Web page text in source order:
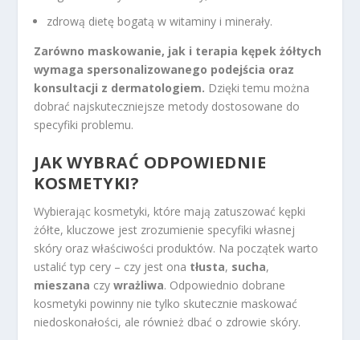
zdrową dietę bogatą w witaminy i minerały.
Zarówno maskowanie, jak i terapia kępek żółtych
wymaga spersonalizowanego podejścia oraz
konsultacji z dermatologiem. Dzięki temu można
dobrać najskuteczniejsze metody dostosowane do
specyfiki problemu.
JAK WYBRAĆ ODPOWIEDNIE
KOSMETYKI?
Wybierając kosmetyki, które mają zatuszować kępki
żółte, kluczowe jest zrozumienie specyfiki własnej
skóry oraz właściwości produktów. Na początek warto
ustalić typ cery – czy jest ona tłusta, sucha,
mieszana czywrażliwa. Odpowiednio dobrane
kosmetyki powinny nie tylko skutecznie maskować
niedoskonałości, ale również dbać o zdrowie skóry.